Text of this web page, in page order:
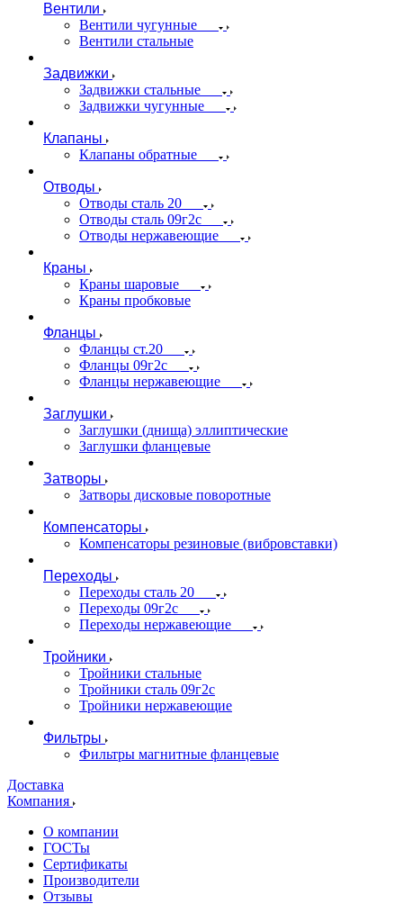
Вентили
Вентили чугунные
Вентили стальные
Задвижки
Задвижки стальные
Задвижки чугунные
Клапаны
Клапаны обратные
Отводы
Отводы сталь 20
Отводы сталь 09г2с
Отводы нержавеющие
Краны
Краны шаровые
Краны пробковые
Фланцы
Фланцы ст.20
Фланцы 09г2с
Фланцы нержавеющие
Заглушки
Заглушки (днища) эллиптические
Заглушки фланцевые
Затворы
Затворы дисковые поворотные
Компенсаторы
Компенсаторы резиновые (вибровставки)
Переходы
Переходы сталь 20
Переходы 09г2с
Переходы нержавеющие
Тройники
Тройники стальные
Тройники сталь 09г2с
Тройники нержавеющие
Фильтры
Фильтры магнитные фланцевые
Доставка
Компания
О компании
ГОСТы
Сертификаты
Производители
Отзывы